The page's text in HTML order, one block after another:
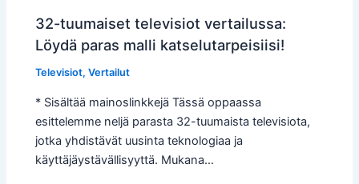
32-tuumaiset televisiot vertailussa:
Löydä paras malli katselutarpeisiisi!
Televisiot,Vertailut
* Sisältää mainoslinkkejä Tässä oppaassa
esittelemme neljä parasta 32-tuumaista televisiota,
jotka yhdistävät uusinta teknologiaa ja
käyttäjäystävällisyyttä. Mukana…